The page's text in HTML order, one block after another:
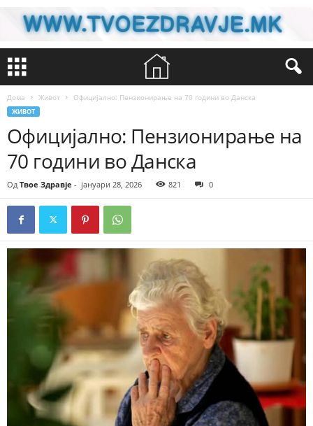
Дома Живот Официјално: Пензионирање на 70 години во Данска
ЖИВОТ
Официјално: Пензионирање на
70 години во Данска
Од Твое Здравје - јануари 28, 2026 821 0